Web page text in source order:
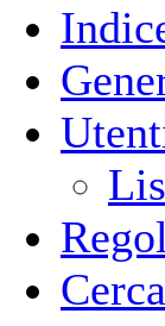
Cerca